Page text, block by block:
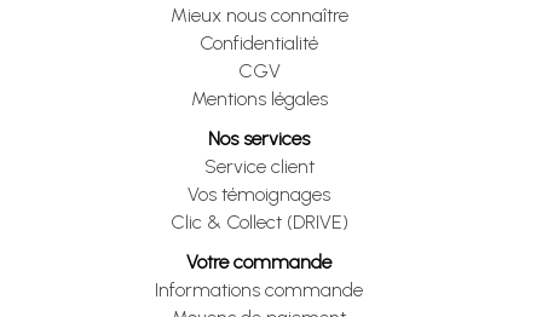
Mieux nous connaître
Confidentialité
CGV
Mentions légales
Nos services
Service client
Vos témoignages
Clic & Collect (DRIVE)
Votre commande
Informations commande